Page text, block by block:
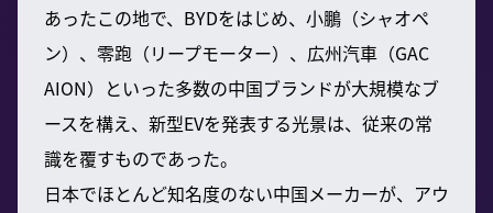
あったこの地で、BYDをはじめ、小鵬（シャオペ
ン）、零跑（リープモーター）、広州汽車（GAC
AION）といった多数の中国ブランドが大規模なブ
ースを構え、新型EVを発表する光景は、従来の常
識を覆すものであった。
日本でほとんど知名度のない中国メーカーが、アウ